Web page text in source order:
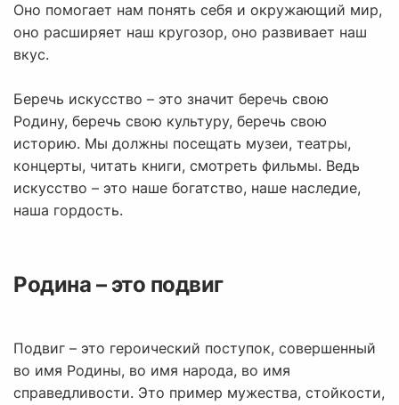
Оно помогает нам понять себя и окружающий мир,
оно расширяет наш кругозор, оно развивает наш
вкус.
Беречь искусство – это значит беречь свою
Родину, беречь свою культуру, беречь свою
историю. Мы должны посещать музеи, театры,
концерты, читать книги, смотреть фильмы. Ведь
искусство – это наше богатство, наше наследие,
наша гордость.
Родина – это подвиг
Подвиг – это героический поступок, совершенный
во имя Родины, во имя народа, во имя
справедливости. Это пример мужества, стойкости,